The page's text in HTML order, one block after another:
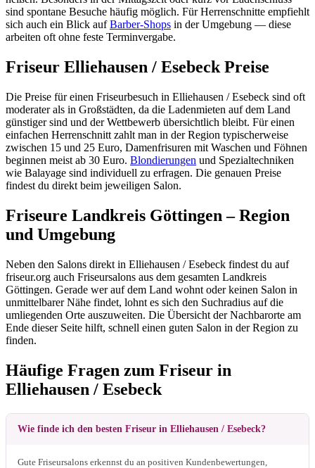
sind spontane Besuche häufig möglich. Für Herrenschnitte empfiehlt
sich auch ein Blick aufBarber-Shops in der Umgebung — diese
arbeiten oft ohne feste Terminvergabe.
Friseur Elliehausen / Esebeck Preise
Die Preise für einen Friseurbesuch in Elliehausen / Esebeck sind oft
moderater als in Großstädten, da die Ladenmieten auf dem Land
günstiger sind und der Wettbewerb übersichtlich bleibt. Für einen
einfachen Herrenschnitt zahlt man in der Region typischerweise
zwischen 15 und 25 Euro, Damenfrisuren mit Waschen und Föhnen
beginnen meist ab 30 Euro. Blondierungen und Spezialtechniken
wie Balayage sind individuell zu erfragen. Die genauen Preise
findest du direkt beim jeweiligen Salon.
Friseure Landkreis Göttingen – Region
und Umgebung
Neben den Salons direkt in Elliehausen / Esebeck findest du auf
friseur.org auch Friseursalons aus dem gesamten Landkreis
Göttingen. Gerade wer auf dem Land wohnt oder keinen Salon in
unmittelbarer Nähe findet, lohnt es sich den Suchradius auf die
umliegenden Orte auszuweiten. Die Übersicht der Nachbarorte am
Ende dieser Seite hilft, schnell einen guten Salon in der Region zu
finden.
Häufige Fragen zum Friseur in
Elliehausen / Esebeck
Wie finde ich den besten Friseur in Elliehausen / Esebeck?
Gute Friseursalons erkennst du an positiven Kundenbewertungen,